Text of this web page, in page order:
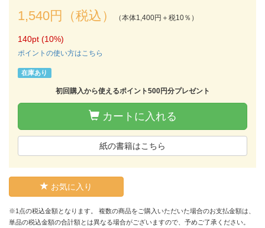
1,540円（税込） （本体1,400円＋税10％）
140pt (10%)
ポイントの使い方はこちら
在庫あり
初回購入から使えるポイント500円分プレゼント
カートに入れる
紙の書籍はこちら
お気に入り
※1点の税込金額となります。 複数の商品をご購入いただいた場合のお支払金額は、
単品の税込金額の合計額とは異なる場合がございますので、予めご了承ください。